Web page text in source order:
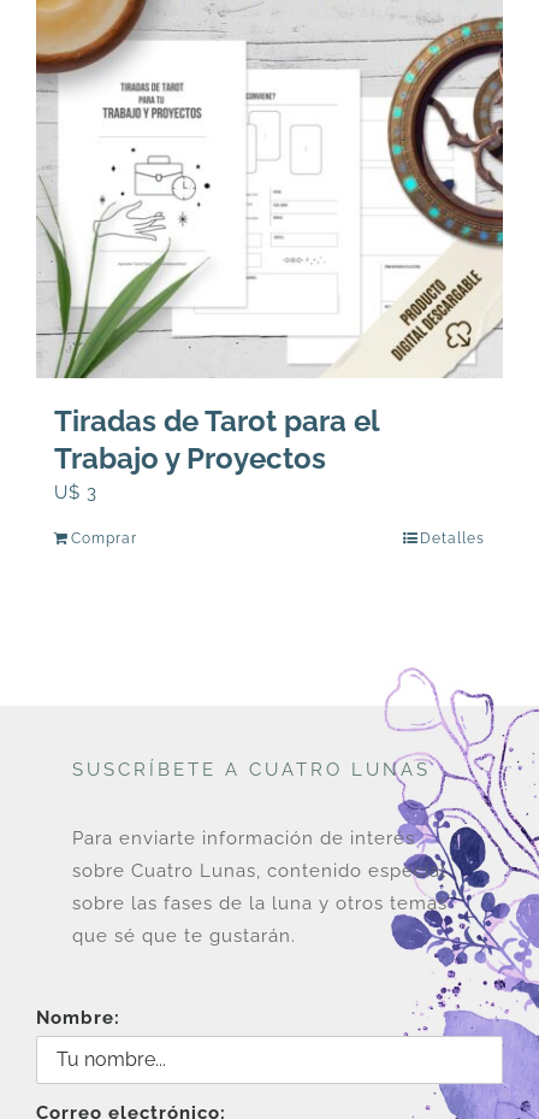
Tiradas de Tarot para el
Trabajo y Proyectos
U$ 3
Comprar Detalles
SUSCRÍBETE A CUATRO LUNAS
Para enviarte información de interés
sobre Cuatro Lunas, contenido especial
sobre las fases de la luna y otros temas
que sé que te gustarán.
Nombre:
Correo electrónico: